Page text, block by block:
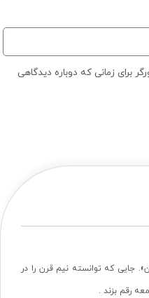
برای زمانی که دوباره دیدگاهی
جایی که توانسته نیم قرن را در
رقم بزند .